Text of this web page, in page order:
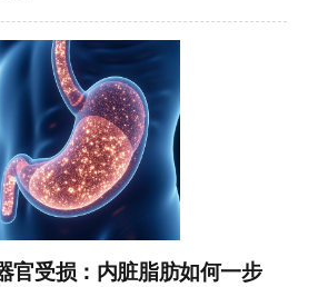
检验等4种科学训练工具，帮你
代码。
官受损：内脏脂肪如何一步